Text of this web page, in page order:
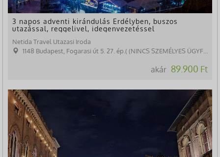
3 napos adventi kirándulás Erdélyben, buszos
utazással, reggelivel, idegenvezetéssel
Netida Travel Utazasi Iroda
1148 Budapest, Fogarasi út 5. 27. ép.( (NINCS SZEMÉLYES ÜGYFÉLFOGADÁS)
akár 89.900 Ft